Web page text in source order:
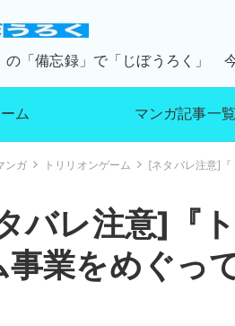
の「備忘録」で「じぼうろく」
ム マンガ記事一覧
ンガ トリリオンゲーム [ネタバレ注意]『
バレ注意]『
事業をめぐっ